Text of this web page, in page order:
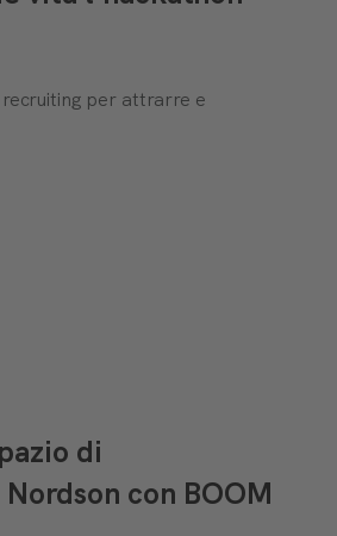
per attrarre e
di
con BOOM